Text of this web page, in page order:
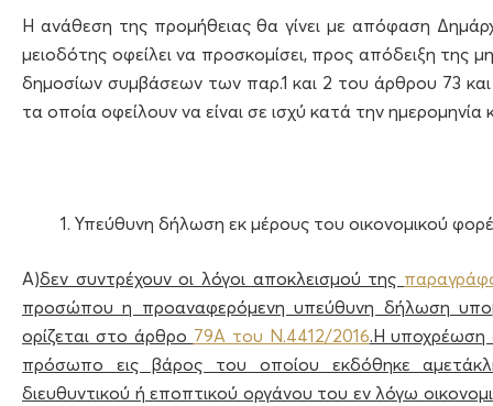
Η ανάθεση της προμήθειας θα γίνει με απόφαση
μειοδότης οφείλει να προσκομίσει, προς απόδειξη
δημοσίων συμβάσεων των παρ.1 και 2 του άρθρου 73
τα οποία οφείλουν να είναι σε ισχύ κατά την
Υπεύθυνη δήλωση εκ μέρους του οικονομικού
Α)δεν συντρέχουν οι λόγοι αποκλεισμού της
προσώπου η προαναφερόμενη υπεύθυνη δήλωση
ορίζεται στο άρθρο 79Α του Ν.4412/2016.Η υποχρέωση
πρόσωπο εις βάρος του οποίου εκδόθηκε
διευθυντικού ή εποπτικού οργάνου του εν λόγω